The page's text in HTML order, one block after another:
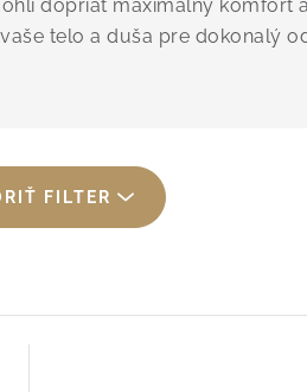
dopriať maximálny komfort
telo a duša pre dokonalý
FILTER